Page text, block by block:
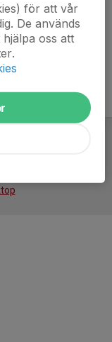
för att vår
De används
oss att